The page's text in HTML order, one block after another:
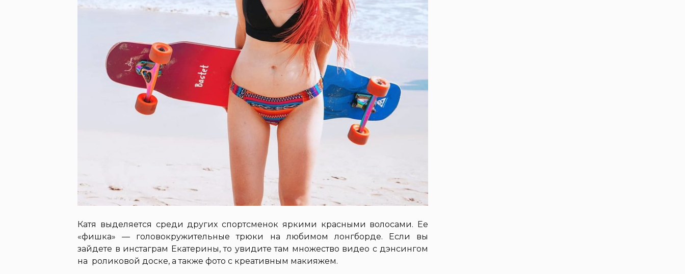
Катя выделяется среди других спортсменок яркими красными волосами. Ее
«фишка» — головокружительные трюки на любимом лонгборде. Если вы
зайдете в инстаграм Екатерины, то увидите там множество видео с дэнсингом
на роликовой доске, а также фото с креативным макияжем.